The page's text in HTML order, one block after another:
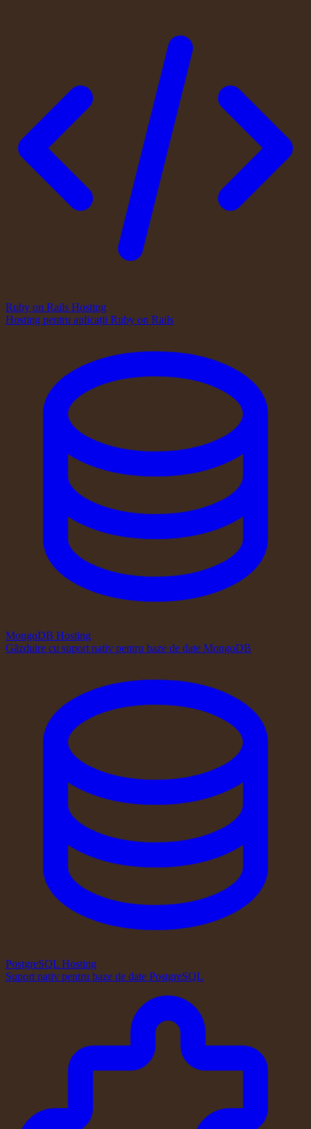
Ruby on Rails Hosting
Hosting pentru aplicații Ruby on Rails
MongoDB Hosting
Găzduire cu suport nativ pentru baze de date MongoDB
PostgreSQL Hosting
Suport nativ pentru baze de date PostgreSQL